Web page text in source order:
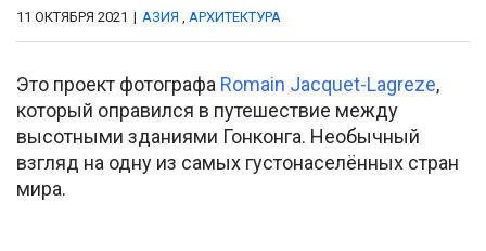
11 ОКТЯБРЯ 2021 | АЗИЯ , АРХИТЕКТУРА
Это проект фотографа Romain Jacquet-Lagreze,
который оправился в путешествие между
высотными зданиями Гонконга. Необычный
взгляд на одну из самых густонаселённых стран
мира.